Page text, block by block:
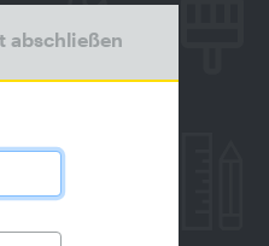
abschließen